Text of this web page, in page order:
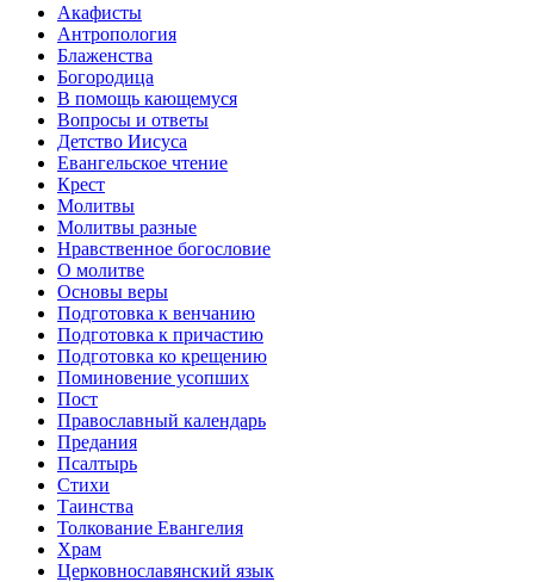
Акафисты
Антропология
Блаженства
Богородица
В помощь кающемуся
Вопросы и ответы
Детство Иисуса
Евангельское чтение
Крест
Молитвы
Молитвы разные
Нравственное богословие
О молитве
Основы веры
Подготовка к венчанию
Подготовка к причастию
Подготовка ко крещению
Поминовение усопших
Пост
Православный календарь
Предания
Псалтырь
Стихи
Таинства
Толкование Евангелия
Храм
Церковнославянский язык